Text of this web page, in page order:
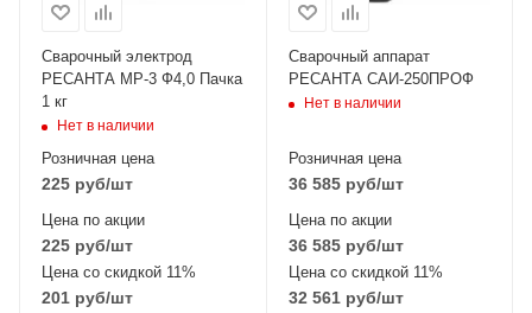
Сварочный электрод
РЕСАНТА МР-3 Ф4,0 Пачка
1 кг
Нет в наличии
Розничная цена
225 руб/шт
Цена по акции
225 руб/шт
Цена со скидкой 11%
201 руб/шт
Сварочный аппарат
РЕСАНТА САИ-250ПРОФ
Нет в наличии
Розничная цена
36 585руб/шт
Цена по акции
36 585руб/шт
Цена со скидкой 11%
32 561руб/шт